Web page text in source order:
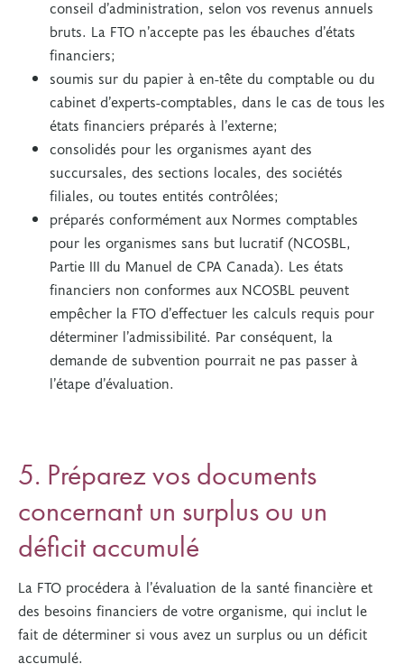
conseil d’administration, selon vos revenus annuels
bruts. La FTO n’accepte pas les ébauches d’états
financiers;
soumis sur du papier à en-tête du comptable ou du
cabinet d’experts-comptables, dans le cas de tous les
états financiers préparés à l’externe;
consolidés pour les organismes ayant des
succursales, des sections locales, des sociétés
filiales, ou toutes entités contrôlées;
préparés conformément aux Normes comptables
pour les organismes sans but lucratif (NCOSBL,
Partie III du Manuel de CPA Canada). Les états
financiers non conformes aux NCOSBL peuvent
empêcher la FTO d’effectuer les calculs requis pour
déterminer l’admissibilité. Par conséquent, la
demande de subvention pourrait ne pas passer à
l’étape d’évaluation.
5. Préparez vos documents
concernant un surplus ou un
déficit accumulé
La FTO procédera à l’évaluation de la santé financière et
des besoins financiers de votre organisme, qui inclut le
fait de déterminer si vous avez un surplus ou un déficit
accumulé.